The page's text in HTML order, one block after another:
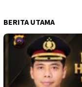
BERITA UTAMA